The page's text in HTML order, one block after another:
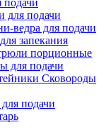
для подачи
ведра для подачи
запекания
порционные
для подачи
Сковороды
подачи